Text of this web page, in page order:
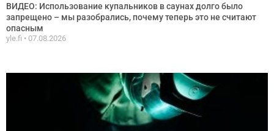
ВИДЕО: Использование купальников в саунах долго было
запрещено – мы разобрались, почему теперь это не считают
опасным
yle.fi 07.08.2026